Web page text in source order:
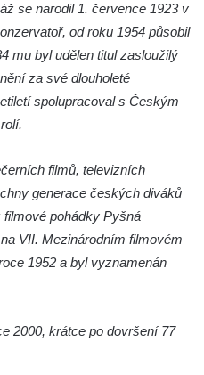
de
v Duchcově
Kaliny na
v Novém
ulici
na
se narodil 1. července 1923 v
od roku 1954 působil
mu byl udělen titul zasloužilý
za své dlouholeté
spolupracoval s Českým
filmů, televizních
generace českých diváků
pohádky Pyšná
VII. Mezinárodním filmovém
1952 a byl vyznamenán
2000, krátce po dovršení 77